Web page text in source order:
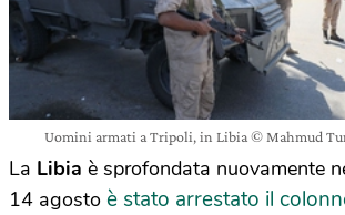
Uomini armati a Tripoli, in Libia © Mahmud
La Libia è sprofondata nuovamente
14 agosto è stato arrestato il